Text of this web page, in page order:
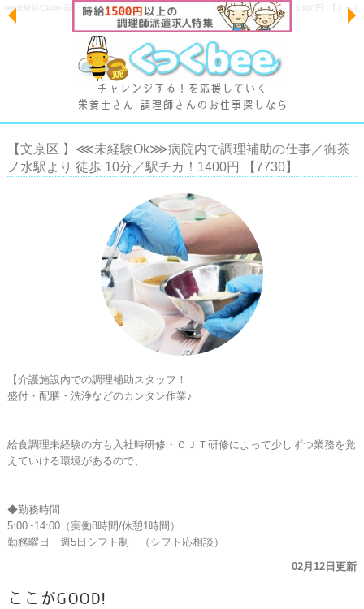
⋘未経験Ok⋙病院内で調理補助の仕事／御茶ノ水駅より 徒歩 10分／駅チカ！1400円 |【くっく
ビー】
チャレンジする！を応援していく
栄養士さん 調理師さんのお仕事探しなら
【文京区 】⋘未経験Ok⋙病院内で調理補助の仕事／御茶
ノ水駅より 徒歩 10分／駅チカ！1400円 【7730】
【介護施設内での調理補助スタッフ！
盛付・配膳・洗浄などのカンタン作業♪
給食調理未経験の方も入社時研修・ＯＪＴ研修によって少しずつ業務を覚
えていける環境があるので、
◆勤務時間
5:00~14:00（実働8時間/休憩1時間）
勤務曜日　週5日シフト制　（シフト応相談）
02月12日更新
ここがGOOD!